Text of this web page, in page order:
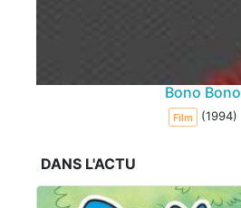
Bono Bono
Film (1994)
DANS L'ACTU